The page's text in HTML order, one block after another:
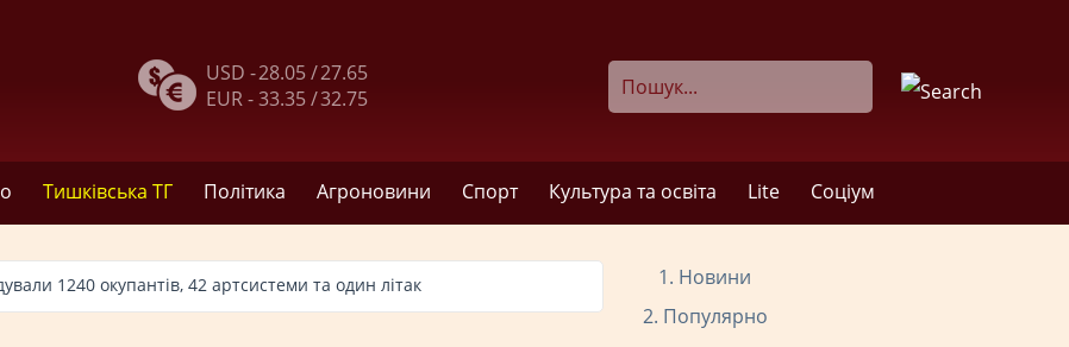
USD -28.05 /27.65
EUR -33.35 /32.75
Тишківська ТГ Політика Агроновини Спорт Культура та освіта Lite Соціум
1240 окупантів, 42 артсистеми та один літак
Новини
Популярно